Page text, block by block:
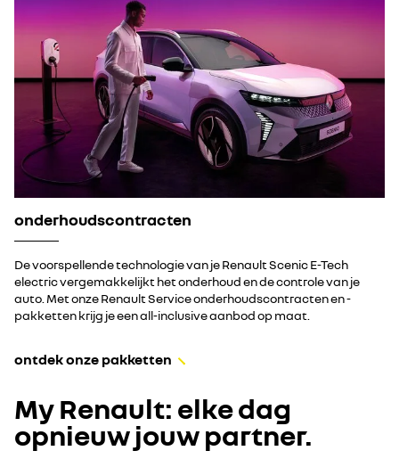
onderhoudscontracten
De voorspellende technologie van je Renault Scenic E-Tech
electric vergemakkelijkt het onderhoud en de controle van je
auto. Met onze Renault Service onderhoudscontracten en -
pakketten krijg je een all-inclusive aanbod op maat.
ontdek onze pakketten
My Renault: elke dag
opnieuw jouw partner.